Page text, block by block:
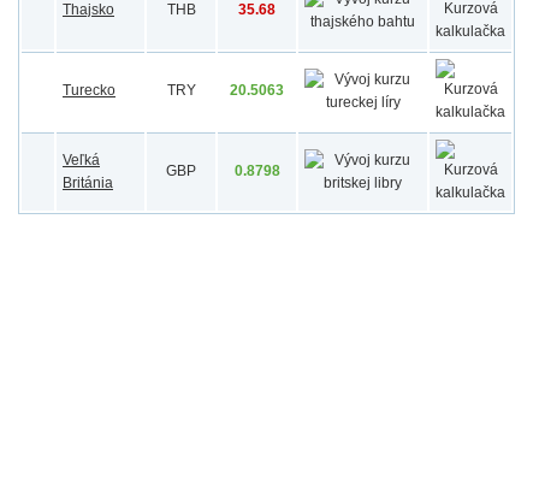
Thajsko THB 35.68
Turecko TRY 20.5063
Veľká
Británia
GBP 0.8798